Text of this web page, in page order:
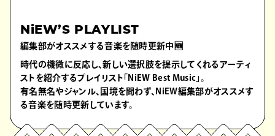
NiEW’S PLAYLIST
編集部がオススメする音楽を随時更新中🆕
時代の機微に反応し、新しい選択肢を提示してくれるアーティ
ストを紹介するプレイリスト「NiEW Best Music」。
有名無名やジャンル、国境を問わず、NiEW編集部がオススメす
る音楽を随時更新しています。